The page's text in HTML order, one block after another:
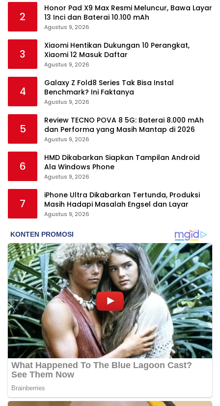
2
Honor Pad X9 Max Resmi Meluncur, Bawa Layar
13 Inci dan Baterai 10.100 mAh
Agustus 9, 2026
3
Xiaomi Hentikan Dukungan 10 Perangkat,
Xiaomi 12 Masuk Daftar
Agustus 9, 2026
4
Galaxy Z Fold8 Series Tak Bisa Instal
Benchmark? Ini Faktanya
Agustus 9, 2026
5
Review TECNO POVA 8 5G: Baterai 8.000 mAh
dan Performa yang Masih Mantap di 2026
Agustus 9, 2026
6
HMD Dikabarkan Siapkan Tampilan Android
Ala Windows Phone
Agustus 9, 2026
7
iPhone Ultra Dikabarkan Tertunda, Produksi
Masih Hadapi Masalah Engsel dan Layar
Agustus 9, 2026